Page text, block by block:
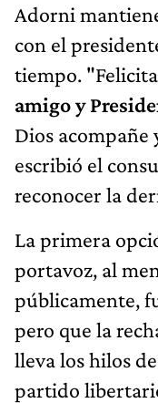
Adorni
con el
tiempo.
amigo y
Dios
escribió el
reconocer la
La primera
portavoz, al
públicamente,
pero que la
lleva los hilos
partido